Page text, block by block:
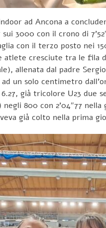
ad Ancona a
3000 con il crono di
con il terzo posto nei
atlete cresciute tra le fila
allenata dal padre
un solo centimetro
già tricolore U23 due
800 con 2’04″77
già colto nella prima